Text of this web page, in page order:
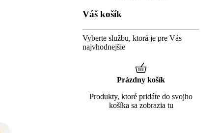
Váš košík
Vyberte službu, ktorá je pre Vás
najvhodnejšie
Prázdny košík
Produkty, ktoré pridáte do svojho
košíka sa zobrazia tu